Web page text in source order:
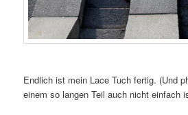
Endlich ist mein Lace Tuch fertig. (Und
einem so langen Teil auch nicht einfach